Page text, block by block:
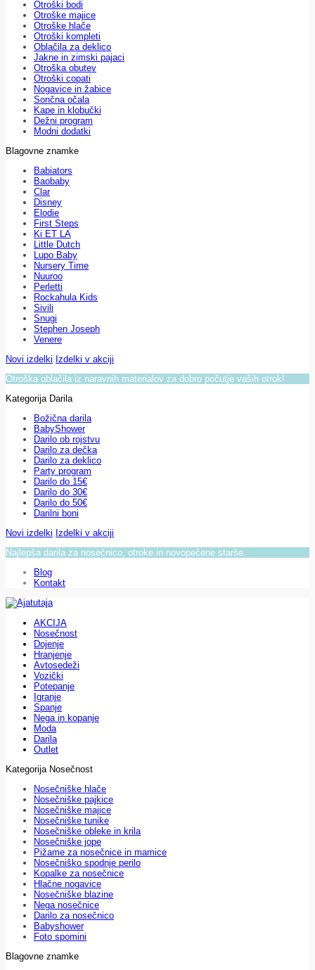
Otroški bodi
Otroške majice
Otroške hlače
Otroški kompleti
Oblačila za deklico
Jakne in zimski pajaci
Otroška obutev
Otroški copati
Nogavice in žabice
Sončna očala
Kape in klobučki
Dežni program
Modni dodatki
Blagovne znamke
Babiators
Baobaby
Clar
Disney
Elodie
First Steps
Ki ET LA
Little Dutch
Lupo Baby
Nursery Time
Nuuroo
Perletti
Rockahula Kids
Sivili
Snugi
Stephen Joseph
Venere
Novi izdelki Izdelki v akciji
Otroška oblačila iz naravnih materialov za dobro počutje vaših otrok!
Kategorija Darila
Božična darila
BabyShower
Darilo ob rojstvu
Darilo za dečka
Darilo za deklico
Party program
Darilo do 15€
Darilo do 30€
Darilo do 50€
Darilni boni
Novi izdelki Izdelki v akciji
Najlepša darila za nosečnico, otroke in novopečene starše.
Blog
Kontakt
AKCIJA
Nosečnost
Dojenje
Hranjenje
Avtosedeži
Vozički
Potepanje
Igranje
Spanje
Nega in kopanje
Moda
Darila
Outlet
Kategorija Nosečnost
Nosečniške hlače
Nosečniške pajkice
Nosečniške majice
Nosečniške tunike
Nosečniške obleke in krila
Nosečniške jope
Pižame za nosečnice in mamice
Nosečniško spodnje perilo
Kopalke za nosečnice
Hlačne nogavice
Nosečniške blazine
Nega nosečnice
Darilo za nosečnico
Babyshower
Foto spomini
Blagovne znamke